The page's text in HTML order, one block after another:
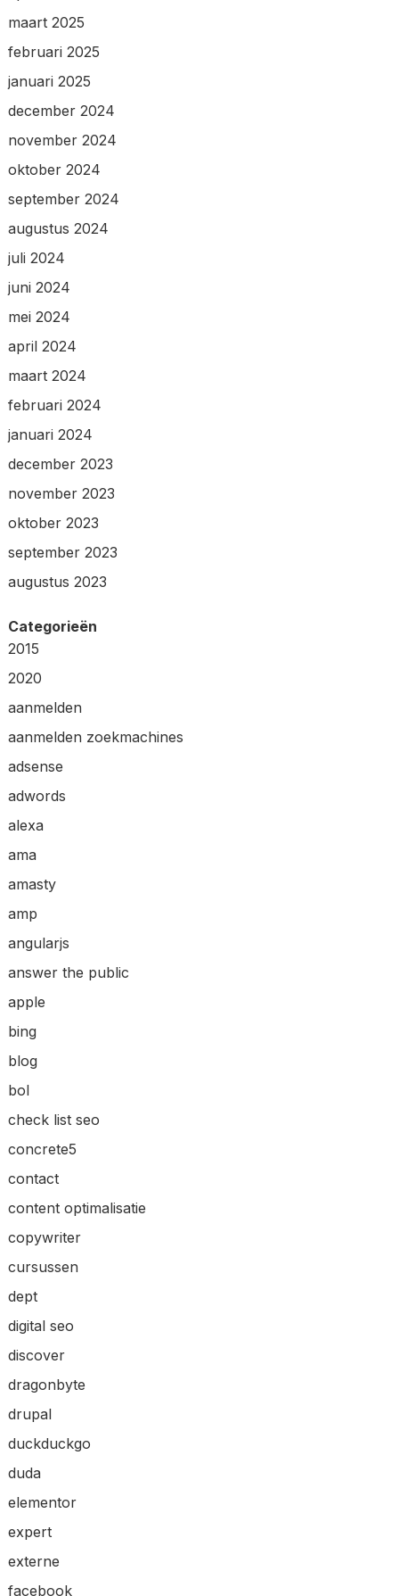
maart 2025
februari 2025
januari 2025
december 2024
november 2024
oktober 2024
september 2024
augustus 2024
juli 2024
juni 2024
mei 2024
april 2024
maart 2024
februari 2024
januari 2024
december 2023
november 2023
oktober 2023
september 2023
augustus 2023
Categorieën
2015
2020
aanmelden
aanmelden zoekmachines
adsense
adwords
alexa
ama
amasty
amp
angularjs
answer the public
apple
bing
blog
bol
check list seo
concrete5
contact
content optimalisatie
copywriter
cursussen
dept
digital seo
discover
dragonbyte
drupal
duckduckgo
duda
elementor
expert
externe
facebook